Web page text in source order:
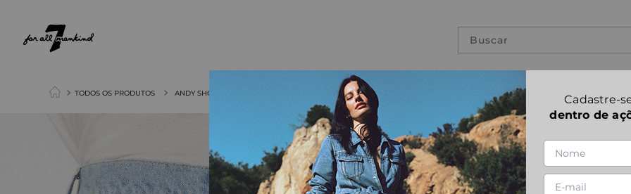
Buscar
TODOS OS PRODUTOS ANDY SHORTS AIRWAVE WITH DISTRESSED HEM
1|3 ANDY SHORTS
Referência JSASC100AI
Cadastre-
dentro de